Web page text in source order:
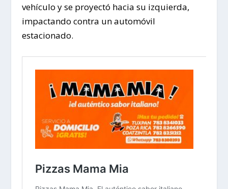
vehículo y se proyectó hacia su izquierda,
impactando contra un automóvil
estacionado.